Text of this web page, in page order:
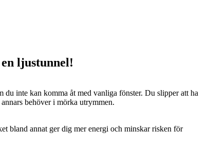
ljustunnel!
du inte kan komma åt med vanliga fönster. Du slipper att ha
behöver i mörka utrymmen.
bland annat ger dig mer energi och minskar risken för